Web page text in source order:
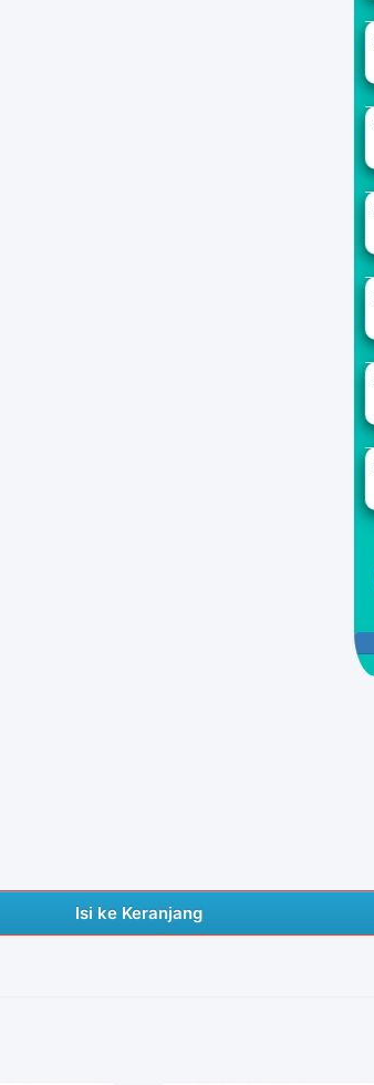
Isi ke Keranjang